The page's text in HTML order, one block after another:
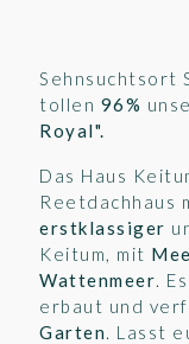
Sehnsuchtsort
tollen 96%
Royal".
Das Haus
Reetdachhaus
erstklassiger
Keitum, mit
Wattenmeer.
erbaut und
Garten. Lasst